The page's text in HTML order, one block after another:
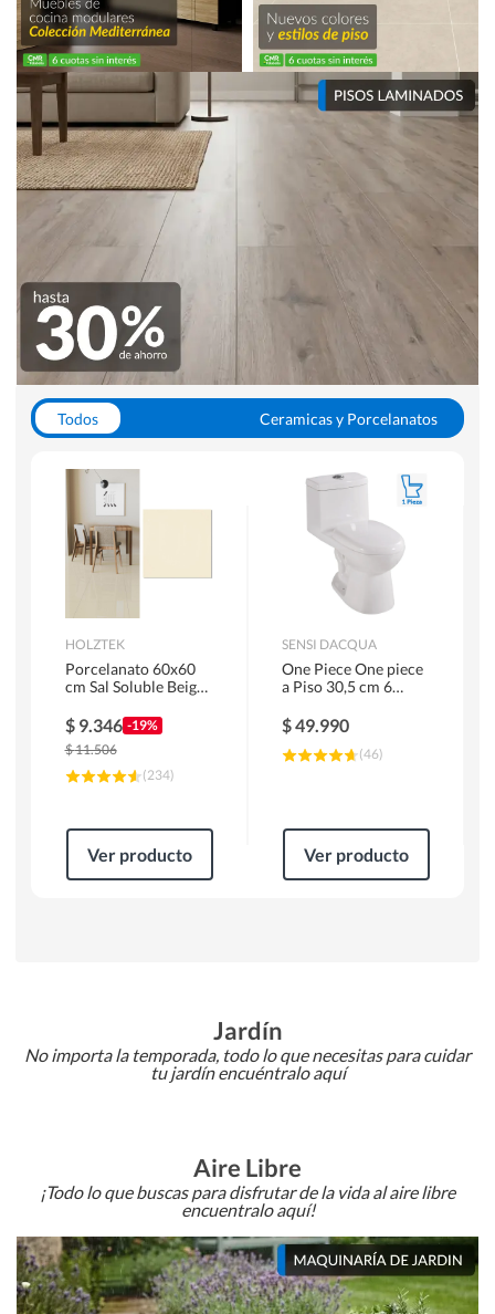
Todos
Ceramicas y Porcelanatos
WC y Sanitarios
Pisos Flotantes y Laminados
Pinturas
HOLZTEK
Porcelanato 60x60
cm Sal Soluble Beige
$ 9.346 -19%
$11.506
(234)
Ver producto
SENSI DACQUA
One Piece One piece
a Piso 30,5 cm 6
$49.990
(46)
Ver producto
Jardín
No importa la temporada, todo lo que necesitas para cuidar
tu jardín encuéntralo aquí
Aire Libre
¡Todo lo que buscas para disfrutar de la vida al aire libre
encuentralo aquí!